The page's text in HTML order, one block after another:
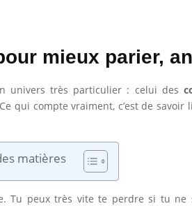
mieux parier,
univers très particulier : celui des
qui compte vraiment, c’est de
matières
peux très vite te perdre si tu ne